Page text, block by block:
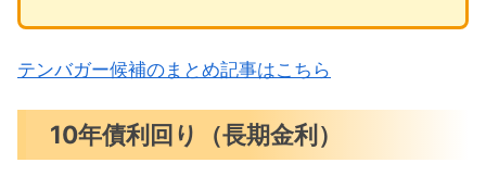
テンバガー候補のまとめ記事はこちら
10年債利回り（長期金利）